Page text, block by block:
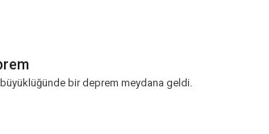
bir deprem meydana geldi.